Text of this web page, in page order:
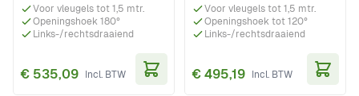
Voor vleugels tot 1,5 mtr.
Openingshoek 180°
Links-/rechtsdraaiend
€ 535,09
Voor vleugels tot 1,5 mtr.
Openingshoek tot 120°
Links-/rechtsdraaiend
€ 495,19